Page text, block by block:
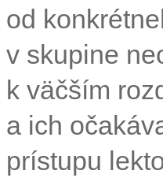
od
v skupine
k väčším
a ich
prístupu